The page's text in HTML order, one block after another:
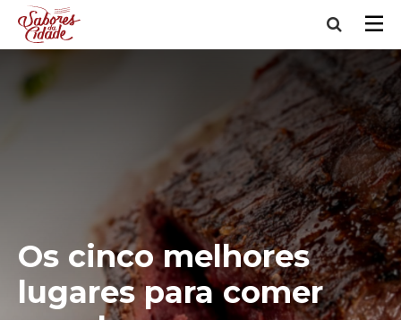
Os cinco melhores
lugares para comer